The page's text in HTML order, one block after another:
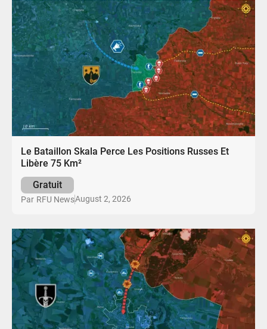
Le Bataillon Skala Perce Les Positions Russes Et
Libère 75 Km²
Gratuit
Par RFU NewsAugust 2, 2026